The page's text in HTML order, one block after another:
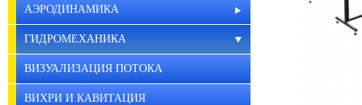
АЭРОДИНАМИКА
ГИДРОМЕХАНИКА
ВИЗУАЛИЗАЦИЯ ПОТОКА
ВИХРИ И КАВИТАЦИЯ